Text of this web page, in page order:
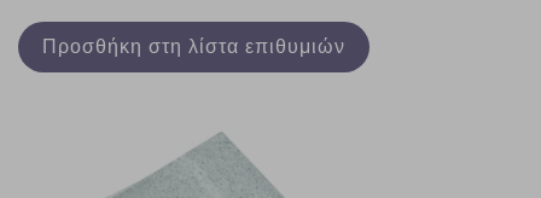
Προσθήκη στη λίστα επιθυμιών